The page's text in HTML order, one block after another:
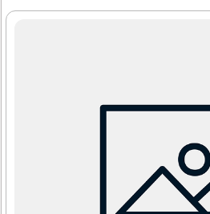
자가진단 체크리스트, 손목을 보호
이 지속적으로 눌려 발생하는 신경
인해 손바닥과 손가락 일부에 찌릿
약화 등의 증상이 나타나요. 주로 엄